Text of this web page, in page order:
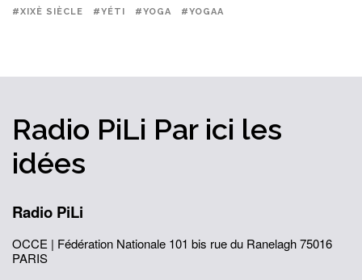
#XIXÈ SIÈCLE #YÉTI #YOGA #YOGAA
Radio PiLi Par ici les
idées
Radio PiLi
OCCE | Fédération Nationale 101 bis rue du Ranelagh75016
PARIS